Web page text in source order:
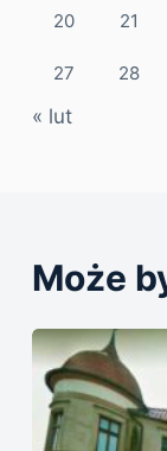
20 21
27 28
« lut
Może